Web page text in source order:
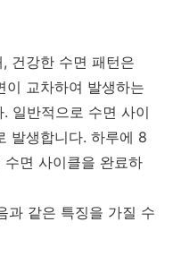
건강한 수면 패턴은
이 교차하여 발생하는
일반적으로 수면 사이
발생합니다. 하루에 8
면 사이클을 완료하
과 같은 특징을 가질 수